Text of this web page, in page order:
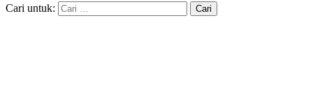
Cari untuk: